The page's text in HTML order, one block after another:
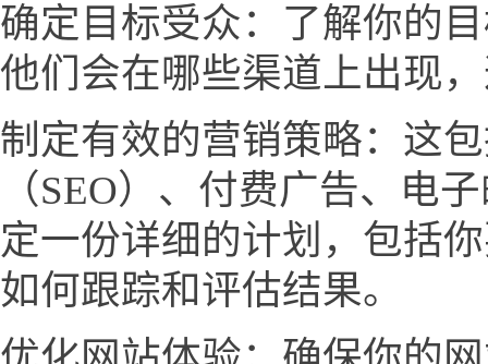
确定目标受众：了解你的
他们会在哪些渠道上出现
制定有效的营销策略：这
（SEO）、付费广告、电
定一份详细的计划，包括
如何跟踪和评估结果。